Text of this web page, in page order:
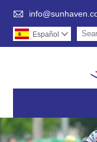

Español 